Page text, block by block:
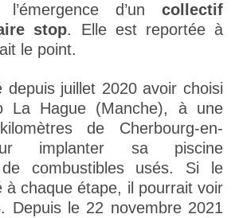
d’un collectif
stop. Elle est reportée à
le point.
depuis juillet 2020 avoir choisi
La Hague (Manche), à une
de Cherbourg-en-
implanter sa piscine
de combustibles usés. Si le
à chaque étape, il pourrait voir
Depuis le 22 novembre 2021